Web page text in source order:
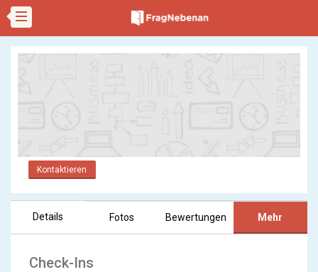
Kontaktieren
Details Fotos Bewertungen Mehr
Check-Ins